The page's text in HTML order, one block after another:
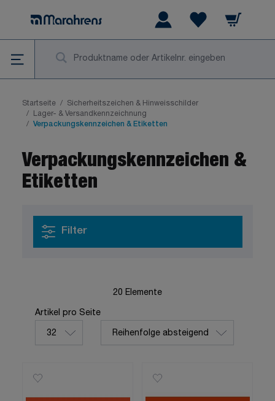
Warenkorb
Startseite /
Sicherheitszeichen & Hinweisschilder
/
Lager- & Versandkennzeichnung
/ Verpackungskennzeichen & Etiketten
Verpackungskennzeichen &
Etiketten
Filter
20 Elemente
Artikel pro Seite
pro Seite